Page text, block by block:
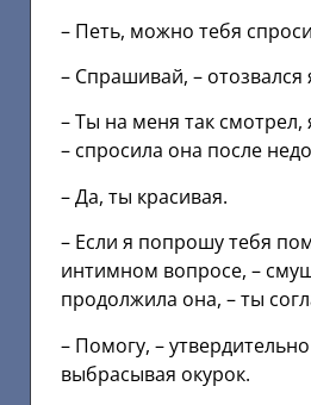
– Петь, можно тебя
– Спрашивай, – отозвался
– Ты на меня так смотрел,
– спросила она после
– Да, ты красивая.
– Если я попрошу тебя
интимном вопросе, –
продолжила она, – ты
– Помогу, –
выбрасывая окурок.